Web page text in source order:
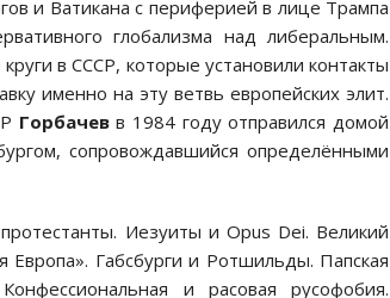
и Ватикана с периферией в лице Трампа
глобализма над либеральным.
в СССР, которые установили контакты
именно на эту ветвь европейских элит.
Горбачевв 1984 году отправился домой
сопровождавшийся определёнными
Иезуиты и Opus Dei. Великий
Габсбурги и Ротшильды. Папская
и расовая русофобия.